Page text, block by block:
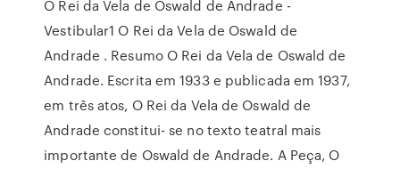
O Rei da Vela de Oswald de Andrade -
Vestibular1 O Rei da Vela de Oswald de
Andrade . Resumo O Rei da Vela de Oswald de
Andrade. Escrita em 1933 e publicada em 1937,
em três atos, O Rei da Vela de Oswald de
Andrade constitui- se no texto teatral mais
importante de Oswald de Andrade. A Peça, O